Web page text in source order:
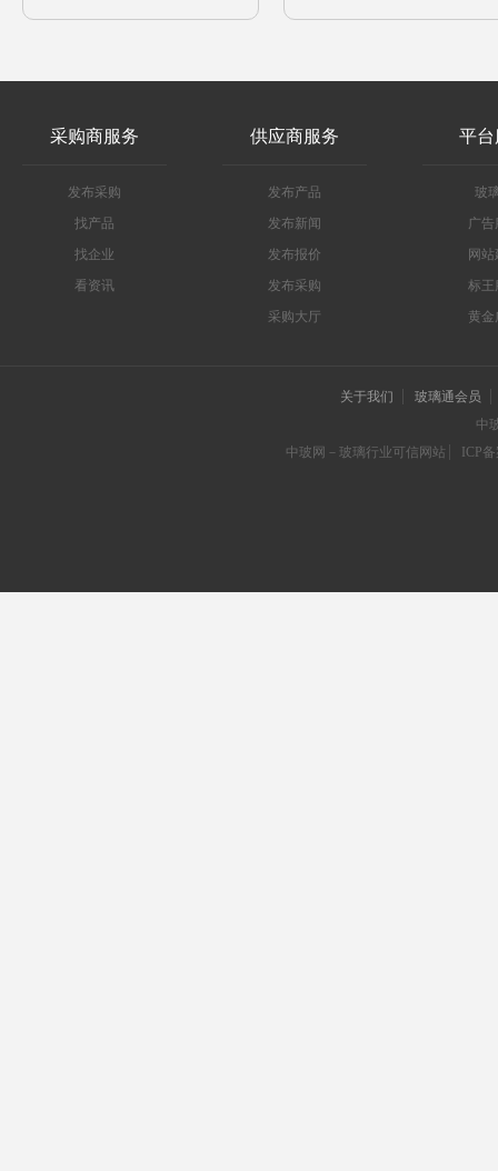
采购商服务
发布采购
找产品
找企业
看资讯
供应商服务
发布产品
发布新闻
发布报价
发布采购
采购大厅
平
玻
广告
网
标王
黄金
关于我们
玻璃通会员
中
中玻网－玻璃行业可信网站
ICP